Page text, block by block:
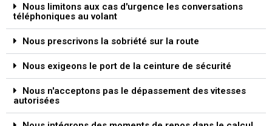
Nous limitons aux cas d'urgence les conversations
téléphoniques au volant
Nous prescrivons la sobriété sur la route
Nous exigeons le port de la ceinture de sécurité
Nous n'acceptons pas le dépassement des vitesses
autorisées